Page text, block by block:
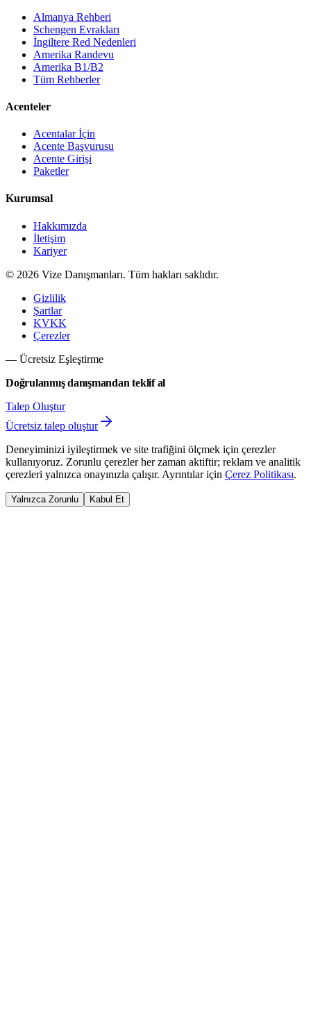
Almanya Rehberi
Schengen Evrakları
İngiltere Red Nedenleri
Amerika Randevu
Amerika B1/B2
Tüm Rehberler
Acenteler
Acentalar İçin
Acente Başvurusu
Acente Girişi
Paketler
Kurumsal
Hakkımızda
İletişim
Kariyer
© 2026 Vize Danışmanları. Tüm hakları saklıdır.
Gizlilik
Şartlar
KVKK
Çerezler
— Ücretsiz Eşleştirme
Doğrulanmış danışmandan teklif al
Talep Oluştur
Ücretsiz talep oluştur
Deneyiminizi iyileştirmek ve site trafiğini ölçmek için çerezler
kullanıyoruz. Zorunlu çerezler her zaman aktiftir; reklam ve analitik
çerezleri yalnızca onayınızla çalışır. Ayrıntılar için Çerez Politikası.
Yalnızca Zorunlu Kabul Et